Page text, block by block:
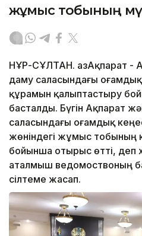
жұмыс тобының
НҰР-СҰЛТАН. ҚазАқпарат -
даму саласындағы
құрамын қалыптастыру
басталды. Бүгін Ақпарат
саласындағы Қоғамдық
жөніндегі жұмыс тобының
бойынша отырыс өтті, деп
аталмыш ведомоствоның
сілтеме жасап.